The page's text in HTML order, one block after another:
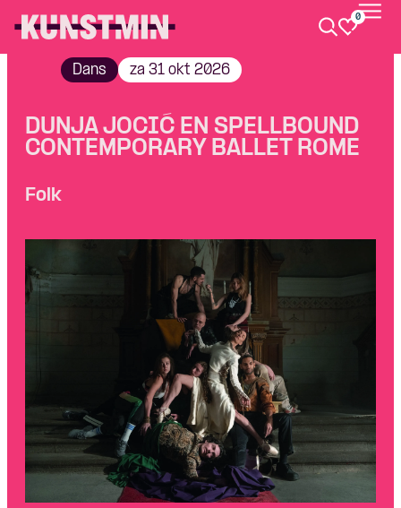
Skip navigatie
0
Dans za 31 okt 2026
DUNJA JOCIĆ EN SPELLBOUND
CONTEMPORARY BALLET ROME
Folk